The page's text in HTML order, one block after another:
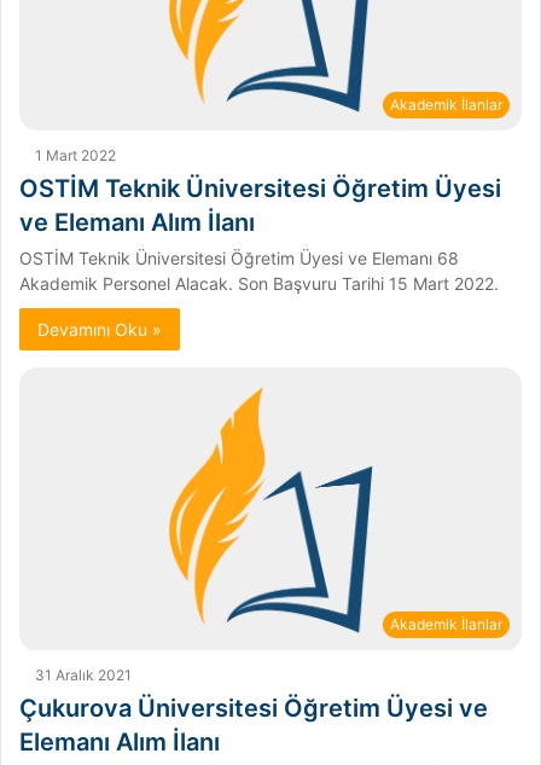
Akademik İlanlar
1 Mart 2022
OSTİM Teknik Üniversitesi Öğretim Üyesi
ve Elemanı Alım İlanı
OSTİM Teknik Üniversitesi Öğretim Üyesi ve Elemanı 68
Akademik Personel Alacak. Son Başvuru Tarihi 15 Mart 2022.
Devamını Oku »
Akademik İlanlar
31 Aralık 2021
Çukurova Üniversitesi Öğretim Üyesi ve
Elemanı Alım İlanı